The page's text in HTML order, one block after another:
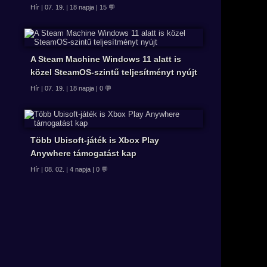
Hír | 07. 19. | 18 napja | 15 💬
A Steam Machine Windows 11 alatt is
közel SteamOS-szintű teljesítményt nyújt
Hír | 07. 19. | 18 napja | 0 💬
Több Ubisoft-játék is Xbox Play
Anywhere támogatást kap
Hír | 08. 02. | 4 napja | 0 💬